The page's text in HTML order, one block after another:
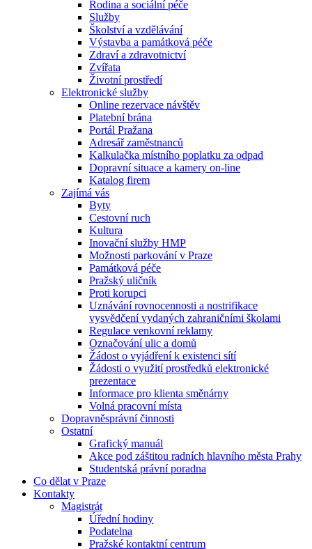
Rodina a sociální péče
Služby
Školství a vzdělávání
Výstavba a památková péče
Zdraví a zdravotnictví
Zvířata
Životní prostředí
Elektronické služby
Online rezervace návštěv
Platební brána
Portál Pražana
Adresář zaměstnanců
Kalkulačka místního poplatku za odpad
Dopravní situace a kamery on-line
Katalog firem
Zajímá vás
Byty
Cestovní ruch
Kultura
Inovační služby HMP
Možnosti parkování v Praze
Památková péče
Pražský uličník
Proti korupci
Uznávání rovnocennosti a nostrifikace
vysvědčení vydaných zahraničními školami
Regulace venkovní reklamy
Označování ulic a domů
Žádost o vyjádření k existenci sítí
Žádosti o využití prostředků elektronické
prezentace
Informace pro klienta směnárny
Volná pracovní místa
Dopravněsprávní činnosti
Ostatní
Grafický manuál
Akce pod záštitou radních hlavního města Prahy
Studentská právní poradna
Co dělat v Praze
Kontakty
Magistrát
Úřední hodiny
Podatelna
Pražské kontaktní centrum